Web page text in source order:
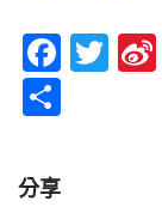
分享